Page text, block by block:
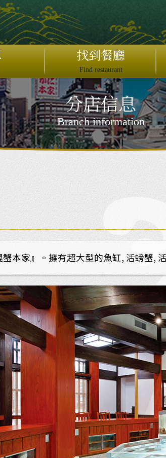
找到餐廳
Find restaurant
分店信息
Branch information
本家』。擁有超大型的魚缸, 活螃蟹,
日本語
English
繁體中文
简体中文
×
JAPAN DOMESTIC USER ONLY
ペッパーオンライン予約 ぐるなびオ